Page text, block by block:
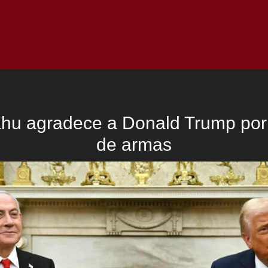
agradece a Donald Trump
de armas